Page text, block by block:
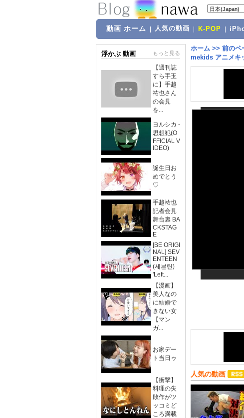
動画 ホーム 人気の動画 K-POP
浮かぶ 動画 もっと見る
【週刊誌
すら手玉
に】手越
祐也さん
の会見
を...
ヨルシカ -
思想犯(O
FFICIAL V
IDEO)
誕生日お
めでとう
♡
手越祐也
記者会見
舞台裏 BA
CKSTAG
E
[BE ORIGI
NAL] SEV
ENTEEN
(세븐틴)
'Left...
【漫画】
美人なの
に結婚で
きない女
【マン
ガ...
お家デー
ト当日ゥ
【衝撃】
料理の失
敗作がツ
ッコミど
ころ満載
ホーム >> 前のペ
mekids アニメキ
人気の動画